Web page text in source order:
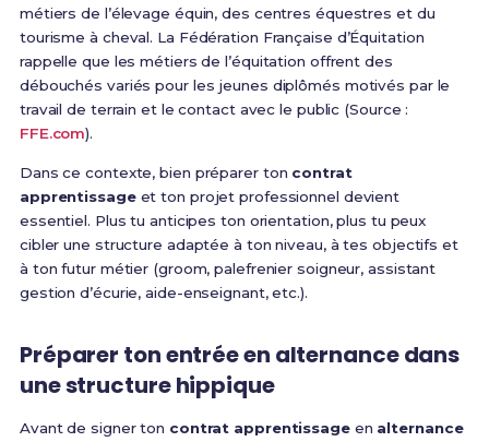
métiers de l’élevage équin, des centres équestres et du
tourisme à cheval. La Fédération Française d’Équitation
rappelle que les métiers de l’équitation offrent des
débouchés variés pour les jeunes diplômés motivés par le
travail de terrain et le contact avec le public (Source :
FFE.com).
Dans ce contexte, bien préparer ton contrat
apprentissageet ton projet professionnel devient
essentiel. Plus tu anticipes ton orientation, plus tu peux
cibler une structure adaptée à ton niveau, à tes objectifs et
à ton futur métier (groom, palefrenier soigneur, assistant
gestion d’écurie, aide-enseignant, etc.).
Préparer ton entrée en alternance dans
une structure hippique
Avant de signer ton contrat apprentissageen alternance